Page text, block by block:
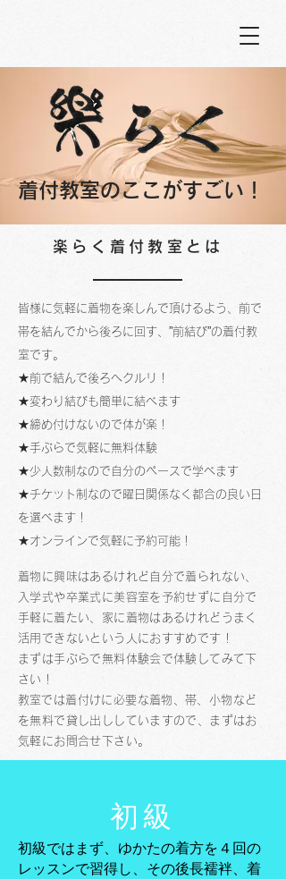
​着付教室のここがすごい！
楽らく着付教室とは
皆様に気軽に着物を楽しんで頂けるよう、前で
帯を結んでから後ろに回す、”前結び”の着付教
室です。
★前で結んで後ろへクルリ！
★変わり結びも簡単に結べます
★締め付けないので体が楽！
★手ぶらで気軽に無料体験
★少人数制なので自分のペースで学べます
★チケット制なので曜日関係なく都合の良い日
を選べます！
​★オンラインで気軽に予約可能！
着物に興味はあるけれど自分で着られない、
入学式や卒業式に美容室を予約せずに自分で
手軽に着たい、家に着物はあるけれどうまく
活用できないという人におすすめです！
まずは手ぶらで無料体験会で体験してみて下
さい！
​教室では着付けに必要な着物、帯、小物など
を無料で貸し出ししていますので、まずはお
気軽にお問合せ下さい。
​初級
初級ではまず、ゆかたの着方を４回の
レッスンで習得し、その後長襦袢、着